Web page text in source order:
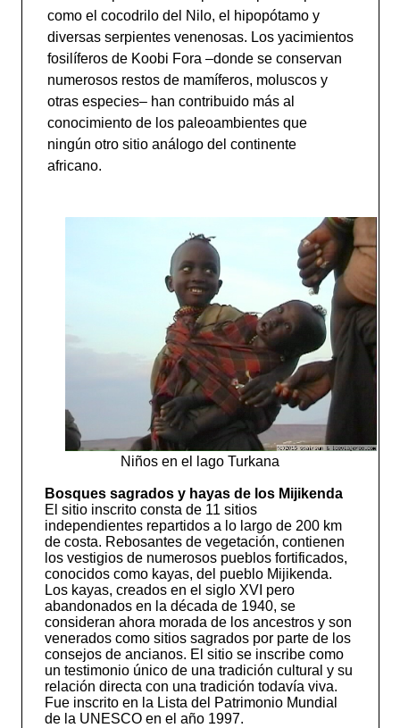
como el cocodrilo del Nilo, el hipopótamo y
diversas serpientes venenosas. Los yacimientos
fosilíferos de Koobi Fora –donde se conservan
numerosos restos de mamíferos, moluscos y
otras especies– han contribuido más al
conocimiento de los paleoambientes que
ningún otro sitio análogo del continente
africano.
Niños en el lago Turkana
Bosques sagrados y hayas de los Mijikenda
El sitio inscrito consta de 11 sitios
independientes repartidos a lo largo de 200 km
de costa. Rebosantes de vegetación, contienen
los vestigios de numerosos pueblos fortificados,
conocidos como kayas, del pueblo Mijikenda.
Los kayas, creados en el siglo XVI pero
abandonados en la década de 1940, se
consideran ahora morada de los ancestros y son
venerados como sitios sagrados por parte de los
consejos de ancianos. El sitio se inscribe como
un testimonio único de una tradición cultural y su
relación directa con una tradición todavía viva.
Fue inscrito en la Lista del Patrimonio Mundial
de la UNESCO en el año 1997.